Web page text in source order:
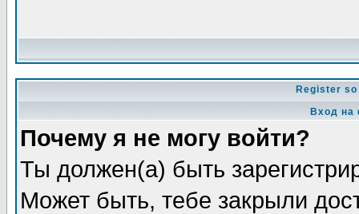
Register
Вход на
Почему я не могу войти?
Ты должен(а) быть
Может быть, тебе закрыли